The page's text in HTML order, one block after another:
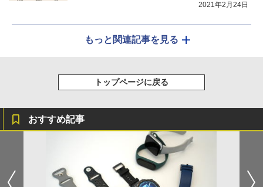
2021年2月24日
もっと関連記事を見る
トップページに戻る
おすすめ記事